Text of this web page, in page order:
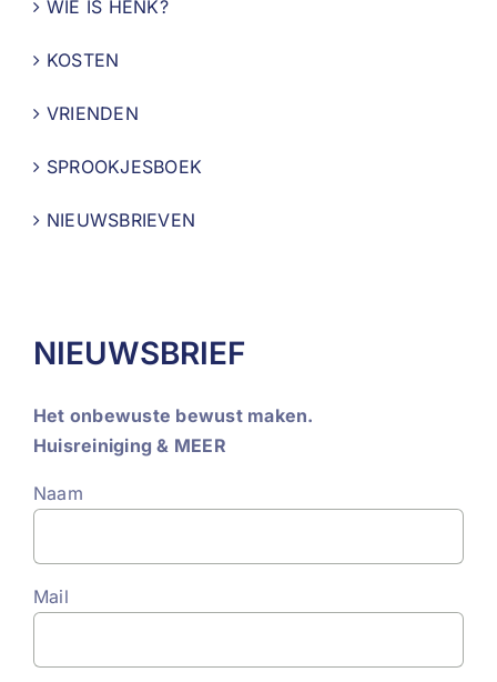
WIE IS HENK?
KOSTEN
VRIENDEN
SPROOKJESBOEK
NIEUWSBRIEVEN
NIEUWSBRIEF
Het onbewuste bewust maken.
Huisreiniging & MEER
Naam
Mail